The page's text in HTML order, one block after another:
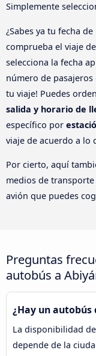
Simplemente
¿Sabes ya tu fecha
comprueba el viaje
selecciona la fecha
número de pasajeros
tu viaje! Puedes
salida y horario de
específico por
viaje de acuerdo a lo
Por cierto, aquí
medios de
avión que puedes
Preguntas
autobús a
¿Hay un
La disponibilidad
depende de la